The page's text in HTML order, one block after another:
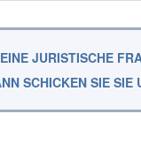
JURISTISCHE
SCHICKEN SIE SIE